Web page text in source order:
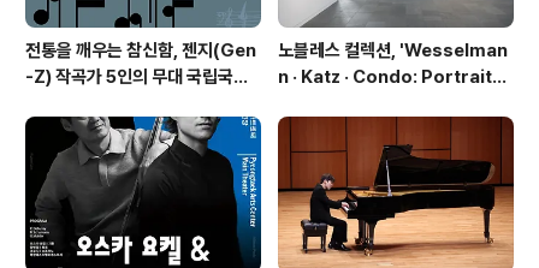
전통을 깨우는 참신함, 젠지(Gen
-Z) 작곡가 5인의 무대 국립국악
트'
노블레스 컬렉션, 'Wesselman
n · Katz · Condo: Portraits i